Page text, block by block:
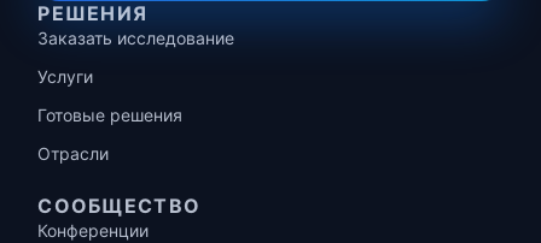
РЕШЕНИЯ
Заказать исследование
Услуги
Готовые решения
Отрасли
СООБЩЕСТВО
Конференции